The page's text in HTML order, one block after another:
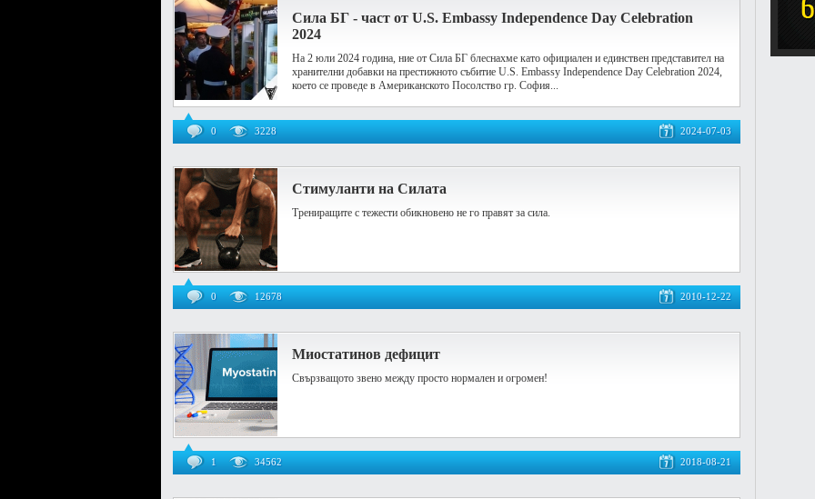
Сила БГ - част от U.S. Embassy Independence Day Celebration
2024
На 2 юли 2024 година, ние от Сила БГ блеснахме като официален и единствен представител на
хранителни добавки на престижното събитие U.S. Embassy Independence Day Celebration 2024,
което се проведе в Американското Посолство гр. София...
0 3228 2024-07-03
Стимуланти на Силата
Трениращите с тежести обикновено не го правят за сила.
0 12678 2010-12-22
Миостатинов дефицит
Свързващото звено между просто нормален и огромен!
1 34562 2018-08-21